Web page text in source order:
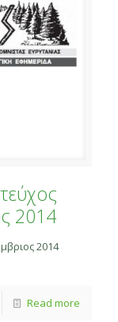
2014
2014
Read more